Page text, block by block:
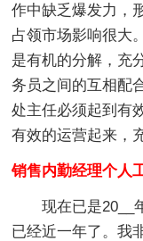
作中缺乏爆发力，
占领市场影响很大
是有机的分解，充
务员之间的互相配
处主任必须起到有
有效的运营起来，
销售内勤经理个人
现在已是20__年
已经近一年了。我